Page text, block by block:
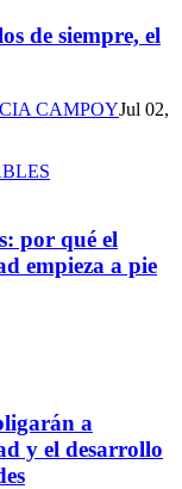
de siempre, el
CAMPOYJul 02,
por qué el
empieza a pie
a
y el desarrollo